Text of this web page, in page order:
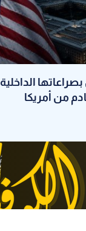
الداخلية
من أمريكا